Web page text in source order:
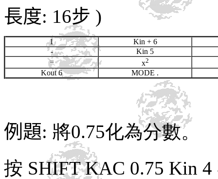
長度: 16步 )
1
Kin + 6
-
Kin 5
=
x2
Kout 6 MODE .
例題: 將0.75化為分數。
按 SHIFT KAC 0.75 Kin 4